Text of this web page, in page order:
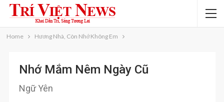
Home Hương Nhà, Còn Nhớ Không Em
Nhớ Mắm Nêm Ngày Cũ
Ngữ Yên